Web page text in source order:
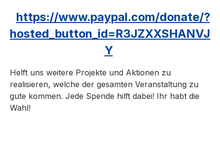
https://www.paypal.com/donate/?
hosted_button_id=R3JZXXSHANVJ
Y
Helft uns weitere Projekte und Aktionen zu
realisieren, welche der gesamten Veranstaltung zu
gute kommen. Jede Spende hilft dabei! Ihr habt die
Wahl!